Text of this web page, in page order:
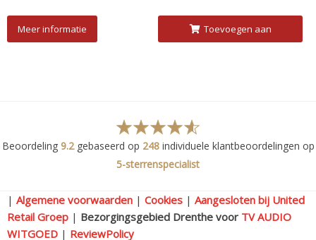
Meer informatie Toevoegen aan
Beoordeling 9.2gebaseerd op 248individuele klantbeoordelingen op
5-sterrenspecialist
| Algemene voorwaarden | Cookies | Aangesloten bij United
Retail Groep | Bezorgingsgebied Drenthe voor TV AUDIO
WITGOED | ReviewPolicy